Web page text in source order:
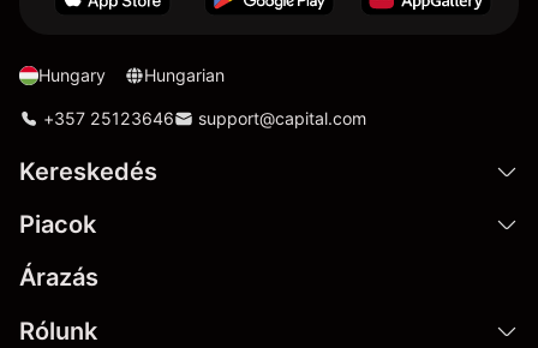
Hungary Hungarian
+357 25123646 support@capital.com
Kereskedés
Piacok
Árazás
Rólunk